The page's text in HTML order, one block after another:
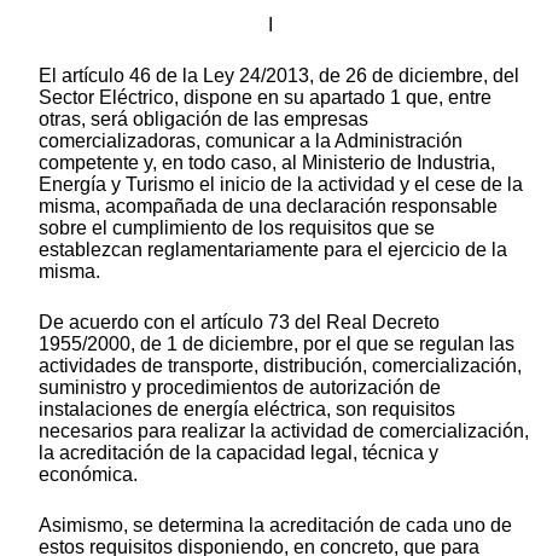
El artículo 46 de la Ley 24/2013, de 26 de diciembre, del
Sector Eléctrico, dispone en su apartado 1 que, entre
otras, será obligación de las empresas
comercializadoras, comunicar a la Administración
competente y, en todo caso, al Ministerio de Industria,
Energía y Turismo el inicio de la actividad y el cese de la
misma, acompañada de una declaración responsable
sobre el cumplimiento de los requisitos que se
establezcan reglamentariamente para el ejercicio de la
misma.
De acuerdo con el artículo 73 del Real Decreto
1955/2000, de 1 de diciembre, por el que se regulan las
actividades de transporte, distribución, comercialización,
suministro y procedimientos de autorización de
instalaciones de energía eléctrica, son requisitos
necesarios para realizar la actividad de comercialización,
la acreditación de la capacidad legal, técnica y
económica.
Asimismo, se determina la acreditación de cada uno de
estos requisitos disponiendo, en concreto, que para